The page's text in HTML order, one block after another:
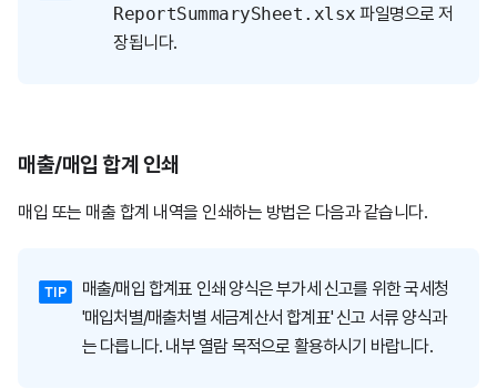
ReportSummarySheet.xlsx 파일명으로 저
장됩니다.
매출/매입 합계 인쇄
매입 또는 매출 합계 내역을 인쇄하는 방법은 다음과 같습니다.
매출/매입 합계표 인쇄 양식은 부가세 신고를 위한 국세청
'매입처별/매출처별 세금계산서 합계표' 신고 서류 양식과
는 다릅니다. 내부 열람 목적으로 활용하시기 바랍니다.